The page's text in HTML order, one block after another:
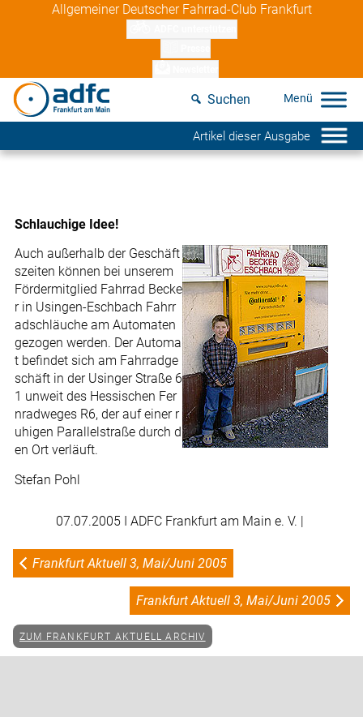
Allgemeiner Deutscher Fahrrad-Club Frankfurt
Suchen
Artikel dieser Ausgabe
Schlauchige Idee!
Auch außerhalb der Geschäft
szeiten können bei unserem
Fördermitglied Fahrrad Becke
r in Usingen-Eschbach Fahrr
adschläuche am Automaten
gezogen werden. Der Automa
t befindet sich am Fahrradge
schäft in der Usinger Straße 6
1 unweit des Hessischen Fer
nradweges R6, der auf einer r
uhigen Parallelstraße durch d
en Ort verläuft.
Stefan Pohl
07.07.2005 I ADFC Frankfurt am Main e. V. |
Frankfurt Aktuell 3, Mai/Juni 2005
Frankfurt Aktuell 3, Mai/Juni 2005
ZUM FRANKFURT AKTUELL ARCHIV